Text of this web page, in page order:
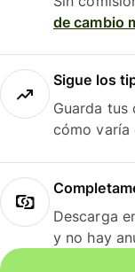
de cambio
Sigue los
Guarda
cómo varía
Descarga
y no hay